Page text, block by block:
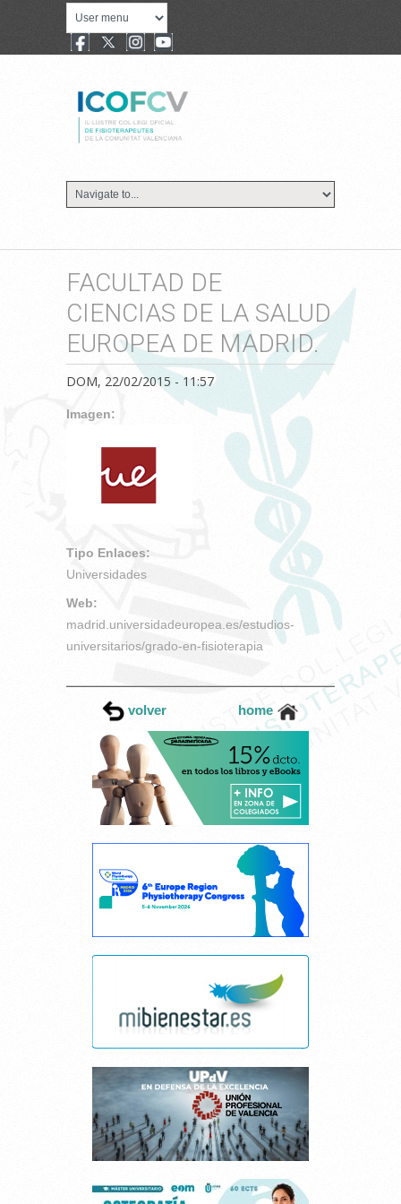
FACULTAD DE
CIENCIAS DE LA SALUD
EUROPEA DE MADRID.
DOM, 22/02/2015 - 11:57
Imagen:
Tipo Enlaces:
Universidades
Web:
madrid.universidadeuropea.es/estudios-
universitarios/grado-en-fisioterapia
volver home